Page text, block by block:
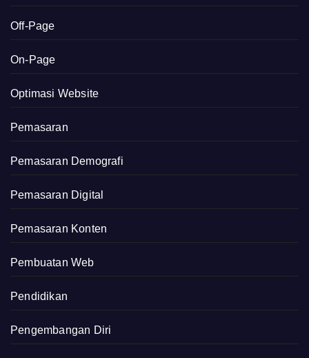
Off-Page
On-Page
Optimasi Website
Pemasaran
Pemasaran Demografi
Pemasaran Digital
Pemasaran Konten
Pembuatan Web
Pendidikan
Pengembangan Diri